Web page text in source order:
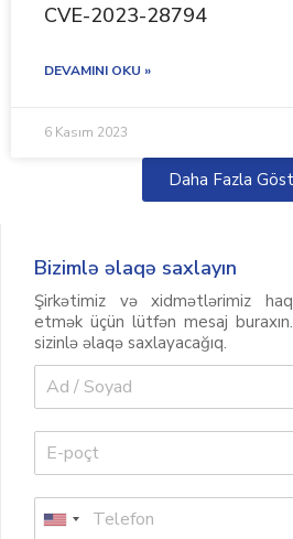
CVE-2023-28794
DEVAMINI OKU »
6 Kasım 2023
Daha Fazla
Bizimlə əlaqə saxlayın
Şirkətimiz və xidmətlərimiz
etmək üçün lütfən mesaj
sizinlə əlaqə saxlayacağıq.